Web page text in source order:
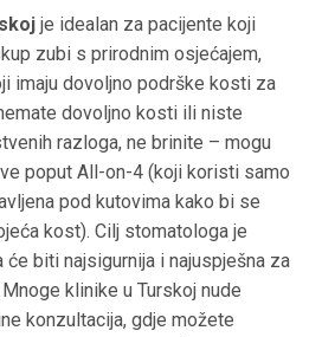
je idealan za pacijente koji
zubi s prirodnim osjećajem,
imaju dovoljno podrške kosti za
dovoljno kosti ili niste
razloga, ne brinite – mogu
poput All-on-4 (koji koristi samo
pod kutovima kako bi se
kost). Cilj stomatologa je
biti najsigurnija i najuspješna za
klinike u Turskoj nude
konzultacija, gdje možete